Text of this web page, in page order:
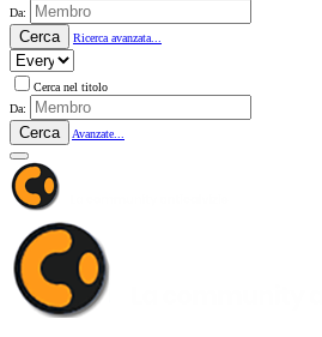
Da:
Cerca Ricerca avanzata...
Cerca nel titolo
Da:
Cerca Avanzate...